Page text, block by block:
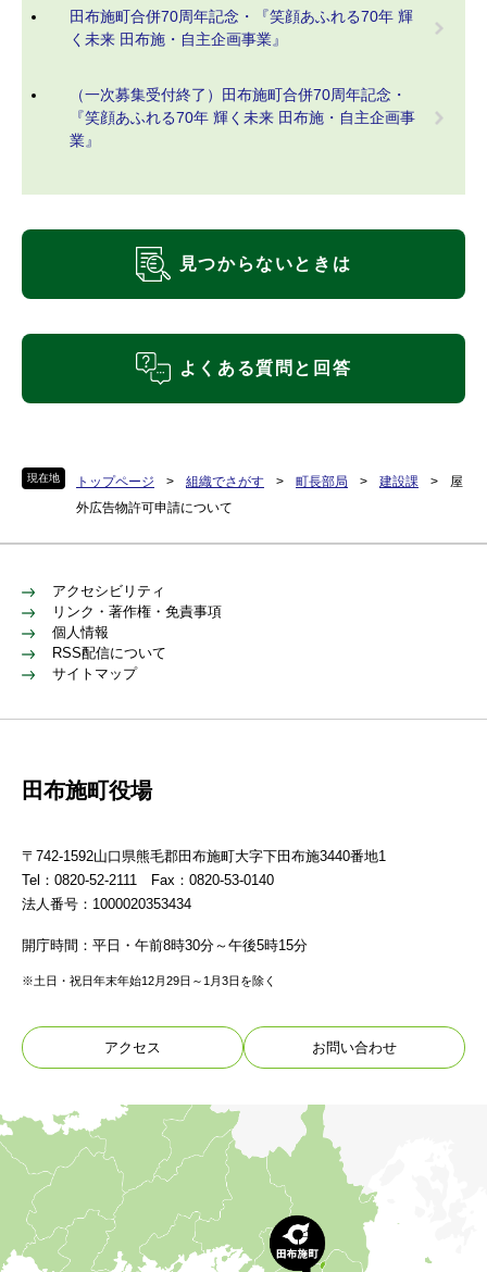
現在地 トップページ > 組織でさがす > 町長部局 > 建設課 >
屋
外広告物許可申請について
田布施町合併70周年記念・『笑顔あふれる70年 輝
く未来 田布施・自主企画事業』
（一次募集受付終了）田布施町合併70周年記念・
『笑顔あふれる70年 輝く未来 田布施・自主企画事
業』
見つからないときは
よくある質問と回答
アクセシビリティ
リンク・著作権・免責事項
個人情報
RSS配信について
サイトマップ
田布施町役場
〒742-1592山口県熊毛郡田布施町大字下田布施3440番地1
Tel：0820-52-2111 Fax：0820-53-0140
法人番号：1000020353434
開庁時間：平日・午前8時30分～午後5時15分
※土日・祝日年末年始12月29日～1月3日を除く
アクセス お問い合わせ